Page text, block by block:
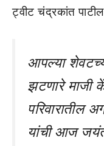
ट्वीट चंद्रकांत
आपल्या शेवटच्या
झटणारे माजी
परिवारातील
यांची आज